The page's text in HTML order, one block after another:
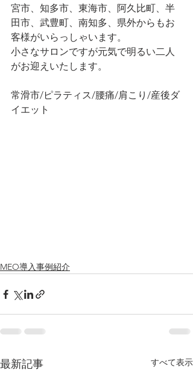
宮市、知多市、東海市、阿久比町、半
田市、武豊町、南知多、県外からもお
客様がいらっしゃいます。
小さなサロンですが元気で明るい二人
がお迎えいたします。
常滑市/ピラティス/腰痛/肩こり/産後ダ
イエット
MEO導入事例紹介
最新記事 すべて表示